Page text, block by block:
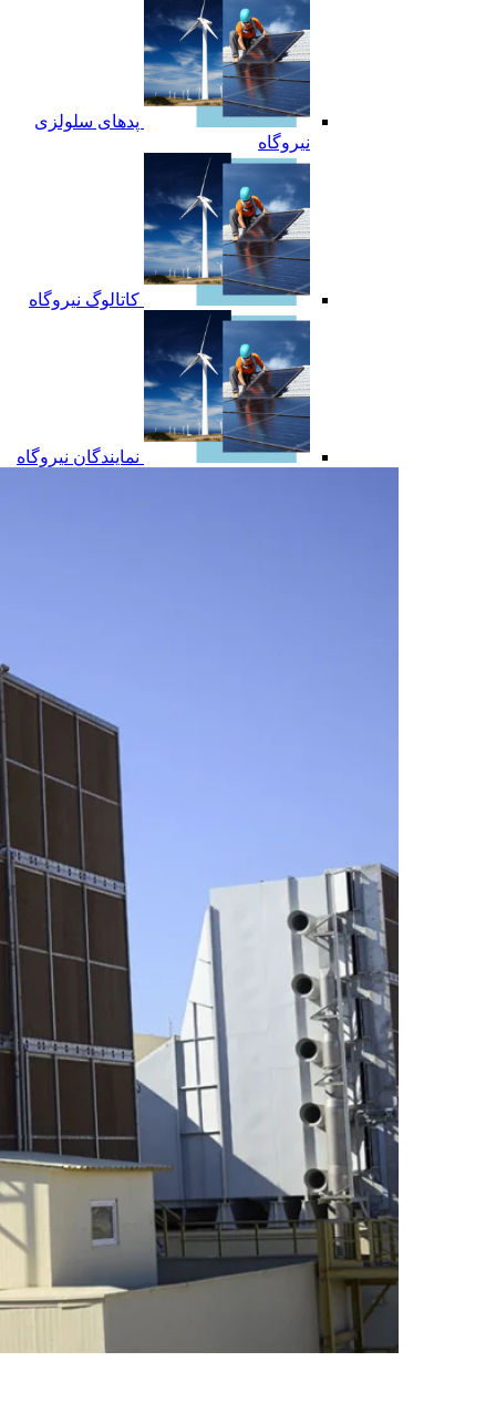
پدهای سلولزی
نیروگاه
کاتالوگ نیروگاه
نمایندگان نیروگاه